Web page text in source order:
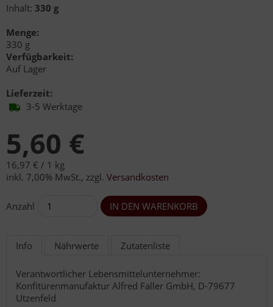
Inhalt: 330 g
Menge:
330 g
Verfügbarkeit:
Auf Lager
Lieferzeit:
3-5 Werktage
5,60 €
16,97 € / 1 kg
inkl. 7,00% MwSt., zzgl. Versandkosten
Anzahl
Info Nährwerte Zutatenliste
Verantwortlicher Lebensmittelunternehmer:
Konfitürenmanufaktur Alfred Faller GmbH, D-79677
Utzenfeld